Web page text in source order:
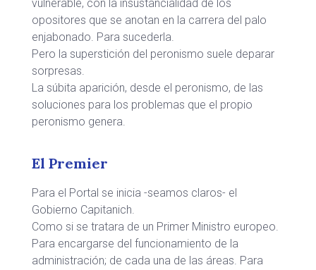
vulnerable, con la insustancialidad de los
opositores que se anotan en la carrera del palo
enjabonado. Para sucederla.
Pero la superstición del peronismo suele deparar
sorpresas.
La súbita aparición, desde el peronismo, de las
soluciones para los problemas que el propio
peronismo genera.
El Premier
Para el Portal se inicia -seamos claros- el
Gobierno Capitanich.
Como si se tratara de un Primer Ministro europeo.
Para encargarse del funcionamiento de la
administración; de cada una de las áreas. Para